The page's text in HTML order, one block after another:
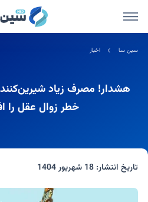
سین سا اخبار
هشدار! مصرف زیاد
خطر زوال عقل را
تاریخ انتشار:18 شهریور 1404